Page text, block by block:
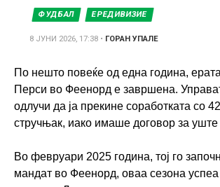
ФУДБАЛ ЕРЕДИВИЗИЕ
8 ЈУНИ 2026, 17:38 • ГОРАН УПАЛЕ
По нешто повеќе од една година,
Перси во Феенорд е завршена.
одлучи да ја прекине соработката со
стручњак, иако имаше договор за уште
Во февруари 2025 година, тој го
мандат во Феенорд, оваа сезона